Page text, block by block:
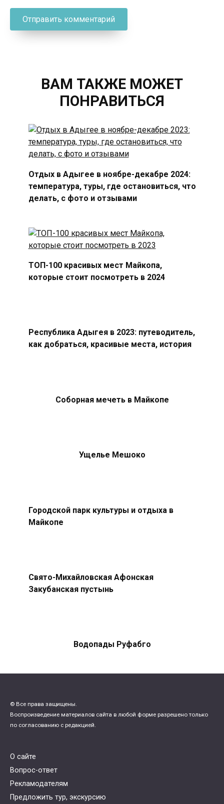
ВАМ ТАКЖЕ МОЖЕТ
ПОНРАВИТЬСЯ
Отдых в Адыгее в ноябре-декабре 2024:
температура, туры, где остановиться, что
делать, с фото и отзывами
ТОП-100 красивых мест Майкопа,
которые стоит посмотреть в 2024
Республика Адыгея в 2023: путеводитель,
как добраться, красивые места, история
Соборная мечеть в Майкопе
Ущелье Мешоко
Городской парк культуры и отдыха в
Майкопе
Свято-Михайловская Афонская
Закубанская пустынь
Водопады Руфабго
© Все права защищены.
Воспроизведение материалов сайта в любой форме разрешено только
по согласованию с редакцией.
О сайте
Вопрос-ответ
Рекламодателям
Предложить тур, экскурсию